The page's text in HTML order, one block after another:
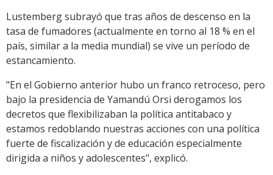
Lustemberg subrayó que tras años de descenso en la
tasa de fumadores (actualmente en torno al 18 % en el
país, similar a la media mundial) se vive un período de
estancamiento.
"En el Gobierno anterior hubo un franco retroceso, pero
bajo la presidencia de Yamandú Orsi derogamos los
decretos que flexibilizaban la política antitabaco y
estamos redoblando nuestras acciones con una política
fuerte de fiscalización y de educación especialmente
dirigida a niños y adolescentes", explicó.